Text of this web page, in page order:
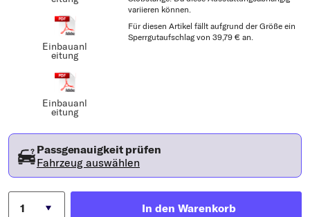
Einbauanl
eitung
Einbauanl
eitung
variieren können.
Für diesen Artikel fällt aufgrund der Größe ein
Sperrgutaufschlag von 39,79 € an.
Passgenauigkeit prüfen
Fahrzeug auswählen
In den Warenkorb